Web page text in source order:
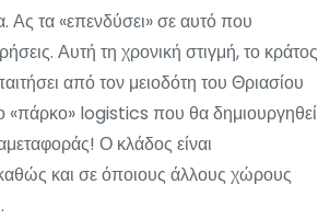
Ας τα «επενδύσει» σε αυτό που
Αυτή τη χρονική στιγμή, το κράτος
από τον μειοδότη του Θριασίου
«πάρκο» logistics που θα δημιουργηθεί
Ο κλάδος είναι
και σε όποιους άλλους χώρους